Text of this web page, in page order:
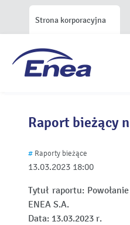
Strona korporacyjna
Raport bieżący
13.03.2023 18:00
# Raporty bieżące
Tytuł raportu:
ENEA S.A.
Data: 13.03.2023 r.